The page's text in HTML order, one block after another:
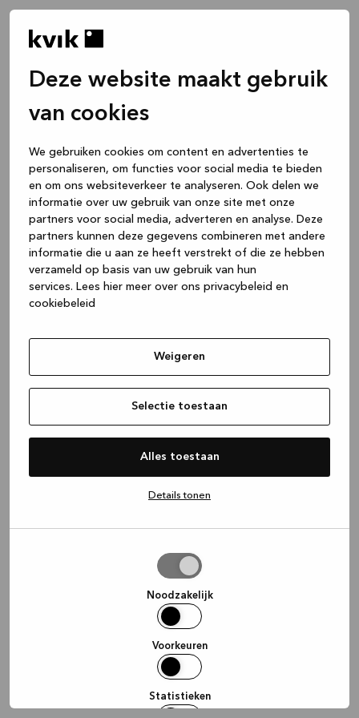
Deze website maakt gebruik
van cookies
We gebruiken cookies om content en advertenties te
personaliseren, om functies voor social media te bieden
en om ons websiteverkeer te analyseren. Ook delen we
informatie over uw gebruik van onze site met onze
partners voor social media, adverteren en analyse. Deze
partners kunnen deze gegevens combineren met andere
informatie die u aan ze heeft verstrekt of die ze hebben
verzameld op basis van uw gebruik van hun
services. Lees hier meer over ons privacybeleid en
cookiebeleid
Weigeren
Selectie toestaan
Alles toestaan
Details tonen
Noodzakelijk
Voorkeuren
Statistieken
(see the browser console for more
information).